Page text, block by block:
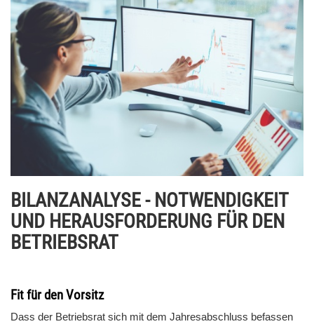
BILANZANALYSE - NOTWENDIGKEIT
UND HERAUSFORDERUNG FÜR DEN
BETRIEBSRAT
Fit für den Vorsitz
Dass der Betriebsrat sich mit dem Jahresabschluss befassen